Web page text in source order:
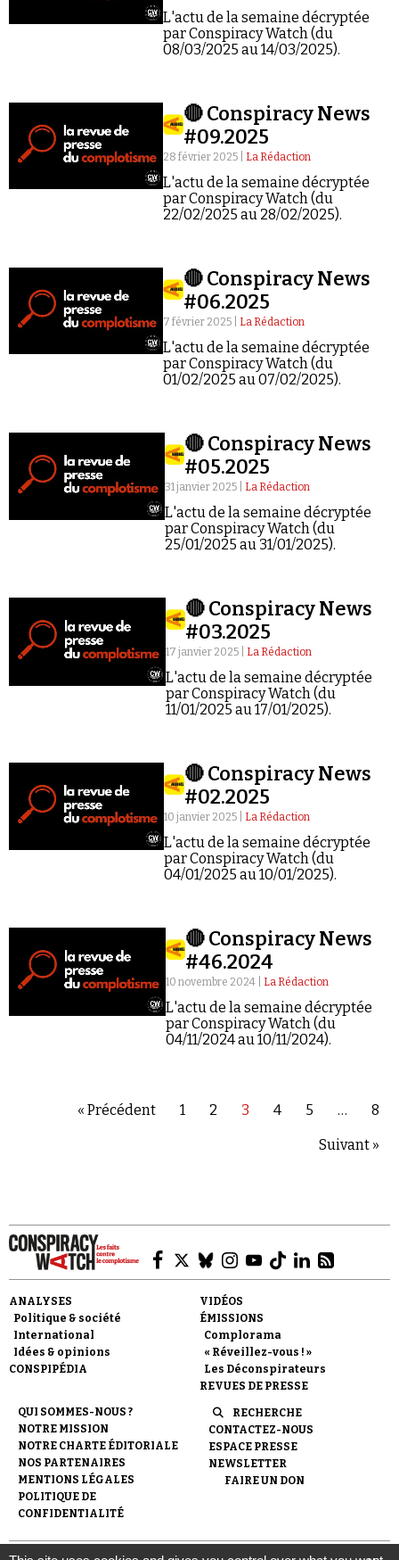
L'actu de la semaine décryptée
par Conspiracy Watch (du
08/03/2025 au 14/03/2025).
🔴 Conspiracy News
#09.2025
28 février 2025 | La Rédaction
L'actu de la semaine décryptée
par Conspiracy Watch (du
22/02/2025 au 28/02/2025).
🔴 Conspiracy News
#06.2025
7 février 2025 | La Rédaction
L'actu de la semaine décryptée
par Conspiracy Watch (du
01/02/2025 au 07/02/2025).
🔴 Conspiracy News
#05.2025
31 janvier 2025 | La Rédaction
L'actu de la semaine décryptée
par Conspiracy Watch (du
25/01/2025 au 31/01/2025).
🔴 Conspiracy News
#03.2025
17 janvier 2025 | La Rédaction
L'actu de la semaine décryptée
par Conspiracy Watch (du
11/01/2025 au 17/01/2025).
🔴 Conspiracy News
#02.2025
10 janvier 2025 | La Rédaction
L'actu de la semaine décryptée
par Conspiracy Watch (du
04/01/2025 au 10/01/2025).
🔴 Conspiracy News
#46.2024
10 novembre 2024 | La Rédaction
L'actu de la semaine décryptée
par Conspiracy Watch (du
04/11/2024 au 10/11/2024).
« Précédent 1 2 3 4 5 … 8
Suivant »
ANALYSES
Politique & société
International
Idées & opinions
CONSPIPÉDIA
VIDÉOS
ÉMISSIONS
Complorama
« Réveillez-vous ! »
Les Déconspirateurs
REVUES DE PRESSE
QUI SOMMES-NOUS ?
NOTRE MISSION
NOTRE CHARTE ÉDITORIALE
NOS PARTENAIRES
MENTIONS LÉGALES
POLITIQUE DE
CONFIDENTIALITÉ
RECHERCHE
CONTACTEZ-NOUS
ESPACE PRESSE
NEWSLETTER
FAIRE UN DON